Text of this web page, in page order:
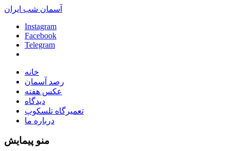
آسمان شب ایران
Instagram
Facebook
Telegram
خانه
رصد آسمان
عکس هفته
دیدگاه
تعمیرگاه تلسکوپ
درباره ما
منو پیمایش